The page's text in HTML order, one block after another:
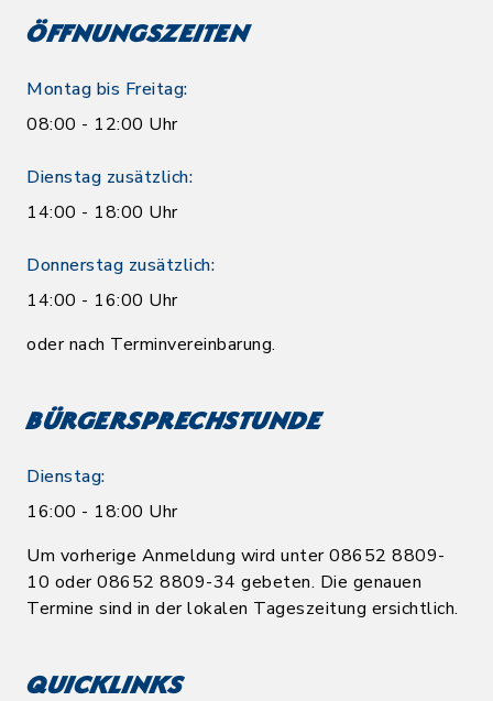
Öffnungszeiten
Montag bis Freitag:
08:00 - 12:00 Uhr
Dienstag zusätzlich:
14:00 - 18:00 Uhr
Donnerstag zusätzlich:
14:00 - 16:00 Uhr
oder nach Terminvereinbarung.
Bürgersprechstunde
Dienstag:
16:00 - 18:00 Uhr
Um vorherige Anmeldung wird unter 08652 8809-
10 oder 08652 8809-34 gebeten. Die genauen
Termine sind in der lokalen Tageszeitung ersichtlich.
Quicklinks